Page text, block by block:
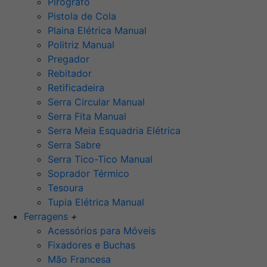
Pistola de Cola
Plaina Elétrica Manual
Politriz Manual
Pregador
Rebitador
Retificadeira
Serra Circular Manual
Serra Fita Manual
Serra Meia Esquadria Elétrica
Serra Sabre
Serra Tico-Tico Manual
Soprador Térmico
Tesoura
Tupia Elétrica Manual
Ferragens +
Acessórios para Móveis
Fixadores e Buchas
Mão Francesa